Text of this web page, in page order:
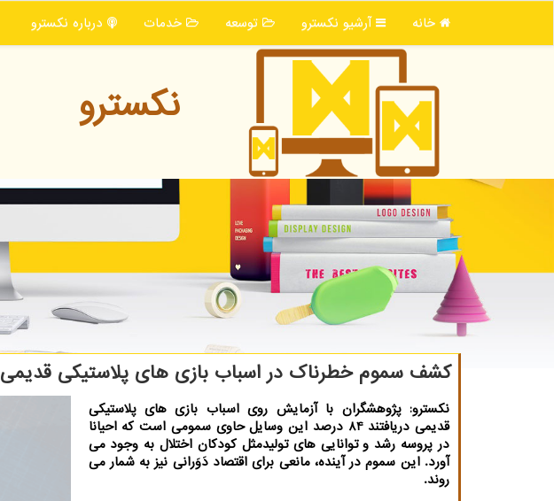
خانه آرشیو نكسترو توسعه خدمات درباره نكسترو
نكسترو
کشف سموم خطرناک در اسباب بازی های پلاستیکی قدیمی
نکسترو: پژوهشگران با آزمایش روی اسباب بازی های پلاستیکی
قدیمی دریافتند 84 درصد این وسایل حاوی سمومی است که احیانا
در پروسه رشد و توانایی های تولیدمثل کودکان اختلال به وجود می
آورد. این سموم در آینده، مانعی برای اقتصاد دَوَرانی نیز به شمار می
روند.